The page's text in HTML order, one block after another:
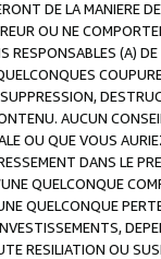
DE LA MANIERE
OU NE
RESPONSABLES (A)
AUCUN
OU QUE VOUS
DANS LE
QUELCONQUE
QUELCONQUE
RESILIATION OU